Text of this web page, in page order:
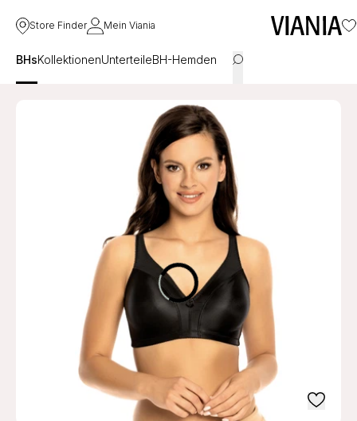
Store Finder Mein Viania
BHsKollektionenUnterteileBH-Hemden